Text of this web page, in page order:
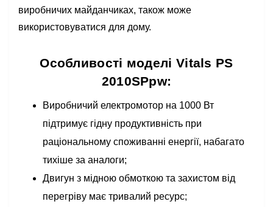
виробничих майданчиках, також може
використовуватися для дому.
Особливості моделі Vitals PS
2010SPpw:
Виробничий електромотор на 1000 Вт
підтримує гідну продуктивність при
раціональному споживанні енергії, набагато
тихіше за аналоги;
Двигун з мідною обмоткою та захистом від
перегріву має тривалий ресурс;